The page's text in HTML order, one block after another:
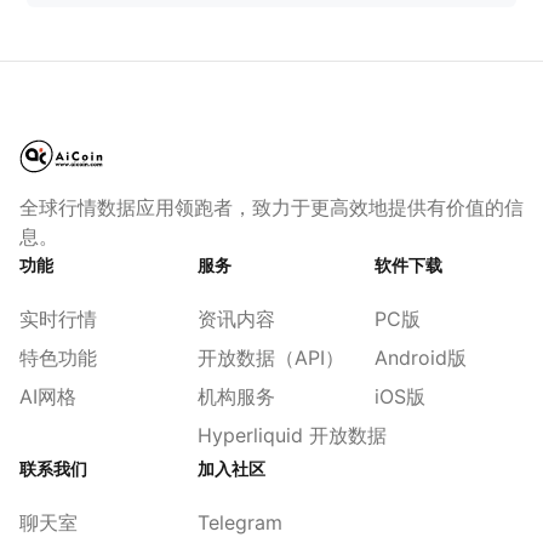
全球行情数据应用领跑者，致力于更高效地提供有价值的信
息。
功能
实时行情
特色功能
AI网格
服务
资讯内容
开放数据（API）
机构服务
Hyperliquid 开放数据
软件下载
PC版
Android版
iOS版
联系我们
聊天室
加入社区
Telegram